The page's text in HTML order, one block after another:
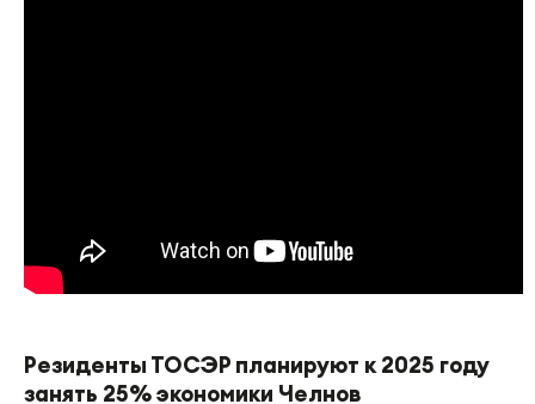
Резиденты ТОСЭР планируют к 2025 году
занять 25% экономики Челнов